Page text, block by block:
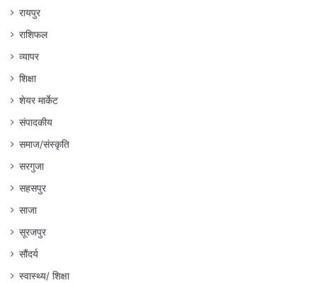
रायपुर
राशिफल
व्यापर
शिक्षा
शेयर मार्केट
संपादकीय
समाज/संस्कृति
सरगुजा
सहसपुर
साजा
सूरजपुर
सौंदर्य
स्वास्थ्य/ शिक्षा